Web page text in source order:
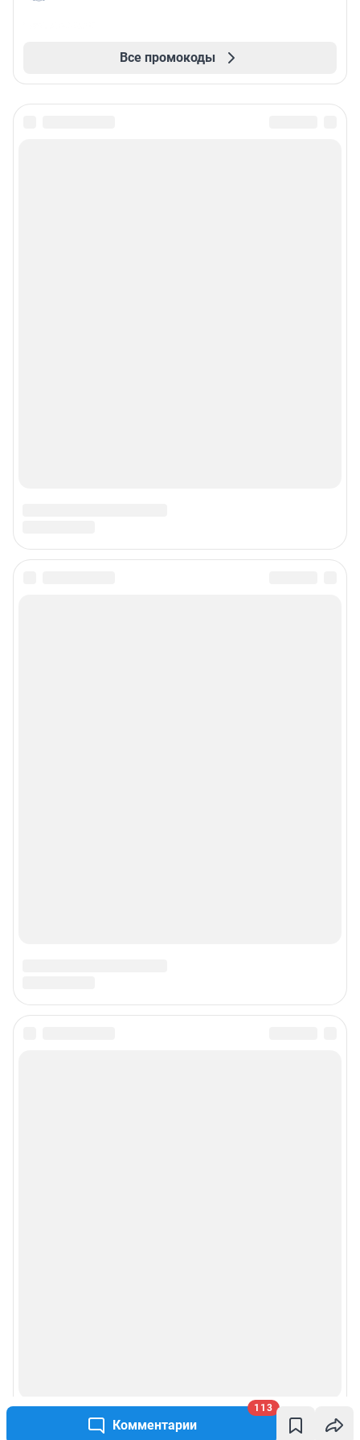
Комментарии
113
Все промокоды